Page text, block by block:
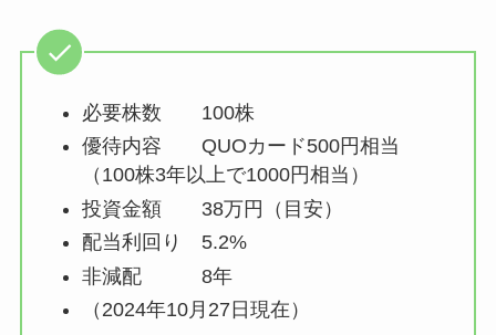
必要株数 100株
優待内容 QUOカード500円相当
（100株3年以上で1000円相当）
投資金額 38万円（目安）
配当利回り 5.2%
非減配 8年
（2024年10月27日現在）